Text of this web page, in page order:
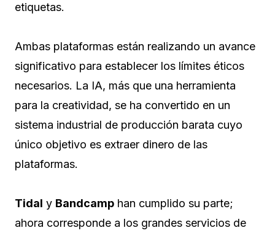
etiquetas.
Ambas plataformas están realizando un avance
significativo para establecer los límites éticos
necesarios. La IA, más que una herramienta
para la creatividad, se ha convertido en un
sistema industrial de producción barata cuyo
único objetivo es extraer dinero de las
plataformas.
Tidal y Bandcamp han cumplido su parte;
ahora corresponde a los grandes servicios de